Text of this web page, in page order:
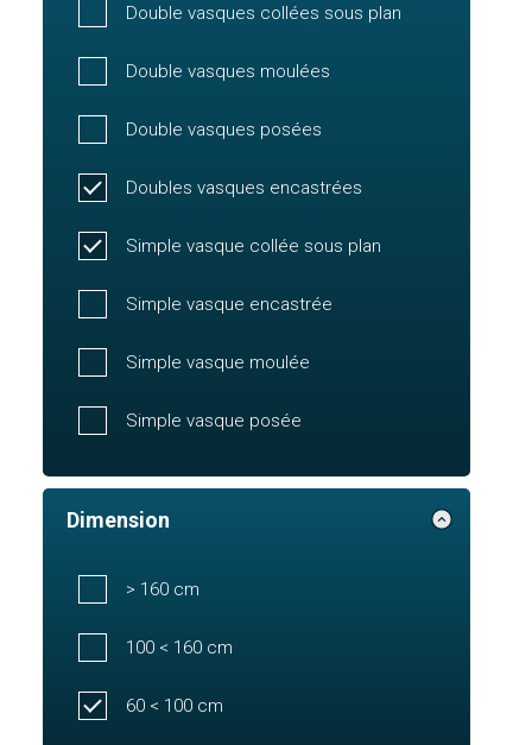
Double vasques collées sous plan
Double vasques moulées
Double vasques posées
Doubles vasques encastrées
Simple vasque collée sous plan
Simple vasque encastrée
Simple vasque moulée
Simple vasque posée
Dimension
> 160 cm
100 < 160 cm
60 < 100 cm